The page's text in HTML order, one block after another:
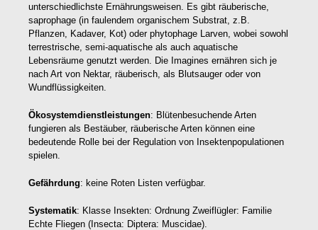
unterschiedlichste Ernährungsweisen. Es gibt räuberische,
saprophage (in faulendem organischem Substrat, z.B.
Pflanzen, Kadaver, Kot) oder phytophage Larven, wobei sowohl
terrestrische, semi-aquatische als auch aquatische
Lebensräume genutzt werden. Die Imagines ernähren sich je
nach Art von Nektar, räuberisch, als Blutsauger oder von
Wundflüssigkeiten.
Ökosystemdienstleistungen: Blütenbesuchende Arten
fungieren als Bestäuber, räuberische Arten können eine
bedeutende Rolle bei der Regulation von Insektenpopulationen
spielen.
Gefährdung: keine Roten Listen verfügbar.
Systematik: Klasse Insekten: Ordnung Zweiflügler: Familie
Echte Fliegen (Insecta: Diptera: Muscidae).